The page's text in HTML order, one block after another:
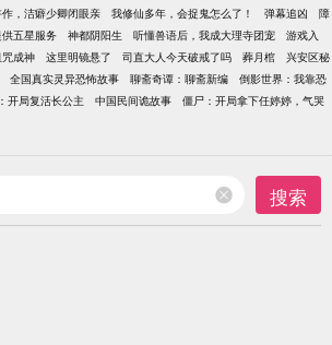
，洁癖少卿闭眼亲 我修仙多年，会捉鬼怎么了！ 弹幕追凶
障
五星服务 神都阴阳生 听懂兽语后，我成大理寺团宠
游戏入
成神 这里明镜悬了 司直大人今天破戒了吗 葬月棺
兴安区秘
全国真实灵异恐怖故事 聊斋奇谭：聊斋新编
倒影世界：我靠恐
开局复活长公主 中国民间诡故事
僵尸：开局拿下任婷婷，气哭
搜索